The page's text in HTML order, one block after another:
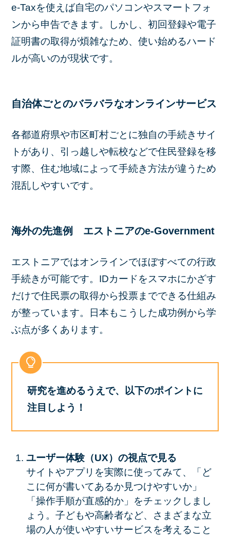
e-Taxを使えば自宅のパソコンやスマートフォ
ンから申告できます。しかし、初回登録や電子
証明書の取得が煩雑なため、使い始めるハード
ルが高いのが現状です。
自治体ごとのバラバラなオンラインサービス
各都道府県や市区町村ごとに独自の手続きサイ
トがあり、引っ越しや転校などで住民登録を移
す際、住む地域によって手続き方法が違うため
混乱しやすいです。
海外の先進例 エストニアのe‐Government
エストニアではオンラインでほぼすべての行政
手続きが可能です。IDカードをスマホにかざす
だけで住民票の取得から投票までできる仕組み
が整っています。日本もこうした成功例から学
ぶ点が多くあります。
研究を進めるうえで、以下のポイントに
注目しよう！
ユーザー体験（UX）の視点で見る
サイトやアプリを実際に使ってみて、「ど
こに何が書いてあるか見つけやすいか」
「操作手順が直感的か」をチェックしまし
ょう。子どもや高齢者など、さまざまな立
場の人が使いやすいサービスを考えること